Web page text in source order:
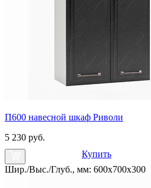
П600 навесной шкаф Риволи
5 230 руб.
Купить
Шир./Выс./Глуб., мм: 600x700x300